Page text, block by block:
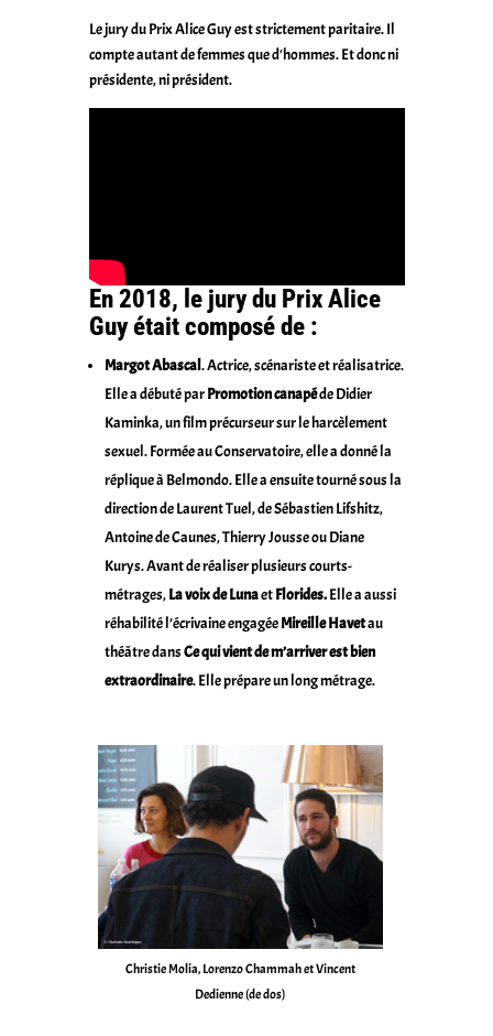
Le jury du Prix Alice Guy est strictement paritaire. Il
compte autant de femmes que d'hommes. Et donc ni
présidente, ni président.
En 2018, le jury du Prix Alice
Guy était composé de :
Margot Abascal. Actrice, scénariste et réalisatrice.
Elle a débuté parPromotion canapéde Didier
Kaminka, un film précurseur sur le harcèlement
sexuel. Formée au Conservatoire, elle a donné la
réplique à Belmondo. Elle a ensuite tourné sous la
direction de Laurent Tuel, de Sébastien Lifshitz,
Antoine de Caunes, Thierry Jousse ou Diane
Kurys. Avant de réaliser plusieurs courts-
métrages,La voix de LunaetFlorides.Elle a aussi
réhabilité l’écrivaine engagéeMireille Havetau
théâtre dansCe qui vient de m’arriver est bien
extraordinaire. Elle prépare un long métrage.
Christie Molia, Lorenzo Chammah et Vincent
Dedienne (de dos)